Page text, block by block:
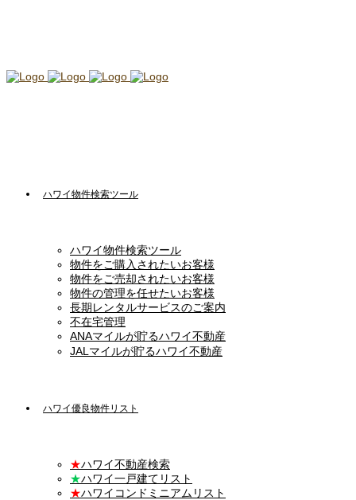
ハワイ物件検索ツール
ハワイ物件検索ツール
物件をご購入されたいお客様
物件をご売却されたいお客様
物件の管理を任せたいお客様
長期レンタルサービスのご案内
不在宅管理
ANAマイルが貯るハワイ不動産
JALマイルが貯るハワイ不動産
ハワイ優良物件リスト
★ハワイ不動産検索
★ハワイ一戸建てリスト
★ハワイコンドミニアムリスト